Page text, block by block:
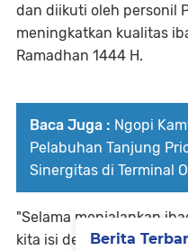
dan diikuti oleh personil
meningkatkan kualitas
Ramadhan 1444 H.
Baca Juga : Ngopi
Pelabuhan Tanjung
Sinergitas di Terminal
"Selama menjalankan
kita isi dengan kegiatan
Berita